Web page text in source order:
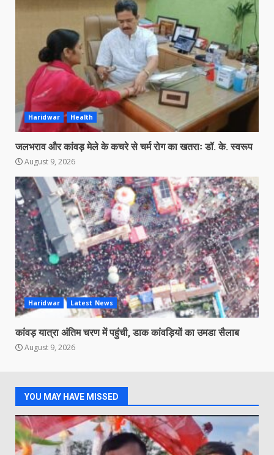
Haridwar Health
जलभराव और कांवड़ मेले के कचरे से चर्म रोग का खतराः डॉ. के. स्वरूप
August 9, 2026
Haridwar Latest News
कांवड़ यात्रा अंतिम चरण में पहुंची, डाक कांवड़ियों का उमडा सैलाब
August 9, 2026
YOU MAY HAVE MISSED